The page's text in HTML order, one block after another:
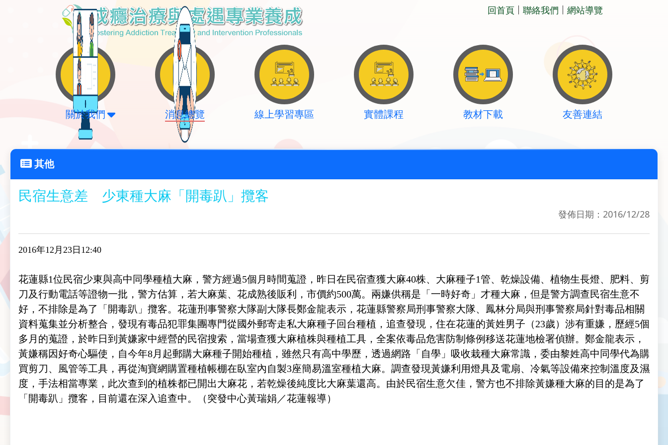
回首頁 聯絡我們 網站導覽
關於我們 消息總覽 線上學習專區 實體課程 教材下載 友善連結
其他
民宿生意差 少東種大麻「開毒趴」攬客
發佈日期：2016/12/28
2016年12月23日12:40
花蓮縣1位民宿少東與高中同學種植大麻，警方經過5個月時間蒐證，昨日在民宿查獲大麻40株、大麻種子1管、乾燥設備、植物生長燈、肥料、剪
刀及行動電話等證物一批，警方估算，若大麻葉、花成熟後販利，市價約500萬。兩嫌供稱是「一時好奇」才種大麻，但是警方調查民宿生意不
好，不排除是為了「開毒趴」攬客。花蓮刑事警察大隊副大隊長鄭金龍表示，花蓮縣警察局刑事警察大隊、鳳林分局與刑事警察局針對毒品相關
資料蒐集並分析整合，發現有毒品犯罪集團專門從國外郵寄走私大麻種子回台種植，追查發現，住在花蓮的黃姓男子（23歲）涉有重嫌，歷經5個
多月的蒐證，於昨日到黃嫌家中經營的民宿搜索，當場查獲大麻植株與種植工具，全案依毒品危害防制條例移送花蓮地檢署偵辦。鄭金龍表示，
黃嫌稱因好奇心驅使，自今年8月起郵購大麻種子開始種植，雖然只有高中學歷，透過網路「自學」吸收栽種大麻常識，委由黎姓高中同學代為購
買剪刀、風管等工具，再從淘寶網購置種植帳棚在臥室內自製3座簡易溫室種植大麻。調查發現黃嫌利用燈具及電扇、冷氣等設備來控制溫度及濕
度，手法相當專業，此次查到的植株都已開出大麻花，若乾燥後純度比大麻葉還高。由於民宿生意欠佳，警方也不排除黃嫌種大麻的目的是為了
「開毒趴」攬客，目前還在深入追查中。（突發中心黃瑞娟／花蓮報導）